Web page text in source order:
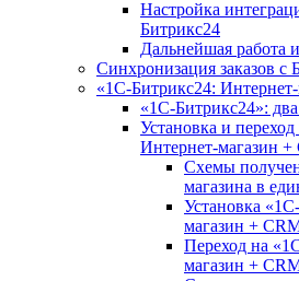
Настройка
Битрикс24
Дальнейшая работа
Синхронизация заказов с
«1С-Битрикс24:
«1С-Битрикс24»:
Установка и
Интернет-магазин +
Схемы
магазина в
Установка
магазин +
Переход на
магазин +